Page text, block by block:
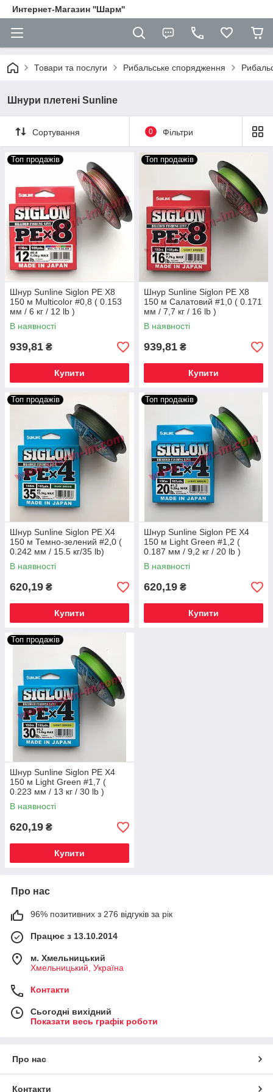
Интернет-Магазин ''Шарм''
Товари та послуги Рибальське спорядження
Шнури плетені Sunline
Сортування 0 Фільтри
Топ продажів
Шнур Sunline Siglon PE X8
150 м Multicolor #0,8 ( 0.153
мм / 6 кг / 12 lb )
В наявності
939,81 ₴
Купити
Топ продажів
Шнур Sunline Siglon PE X8
150 м Салатовий #1,0 ( 0.171
мм / 7,7 кг / 16 lb )
В наявності
939,81 ₴
Купити
Топ продажів
Шнур Sunline Siglon PE X4
150 м Темно-зелений #2,0 (
0.242 мм / 15.5 кг/35 lb)
В наявності
620,19 ₴
Купити
Топ продажів
Шнур Sunline Siglon PE X4
150 м Light Green #1,2 (
0.187 мм / 9,2 кг / 20 lb )
В наявності
620,19 ₴
Купити
Топ продажів
Шнур Sunline Siglon PE X4
150 м Light Green #1,7 (
0.223 мм / 13 кг / 30 lb )
В наявності
620,19 ₴
Купити
Про нас
96% позитивних з 276 відгуків за рік
Працює з 13.10.2014
м. Хмельницький
Хмельницький, Україна
Контакти
Сьогодні вихідний
Показати весь графік роботи
Про нас
Контакти